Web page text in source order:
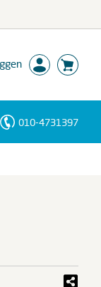
010-4731397